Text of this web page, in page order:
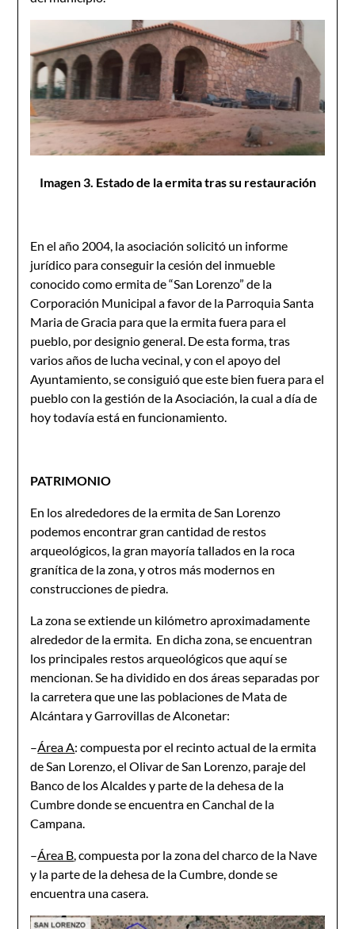
Imagen 3. Estado de la ermita tras su restauración
En el año 2004, la asociación solicitó un informe
jurídico para conseguir la cesión del inmueble
conocido como ermita de “San Lorenzo” de la
Corporación Municipal a favor de la Parroquia Santa
Maria de Gracia para que la ermita fuera para el
pueblo, por designio general. De esta forma, tras
varios años de lucha vecinal, y con el apoyo del
Ayuntamiento, se consiguió que este bien fuera para el
pueblo con la gestión de la Asociación, la cual a día de
hoy todavía está en funcionamiento.
PATRIMONIO
En los alrededores de la ermita de San Lorenzo
podemos encontrar gran cantidad de restos
arqueológicos, la gran mayoría tallados en la roca
granítica de la zona, y otros más modernos en
construcciones de piedra.
La zona se extiende un kilómetro aproximadamente
alrededor de la ermita. En dicha zona, se encuentran
los principales restos arqueológicos que aquí se
mencionan. Se ha dividido en dos áreas separadas por
la carretera que une las poblaciones de Mata de
Alcántara y Garrovillas de Alconetar:
–Área A: compuesta por el recinto actual de la ermita
de San Lorenzo, el Olivar de San Lorenzo, paraje del
Banco de los Alcaldes y parte de la dehesa de la
Cumbre donde se encuentra en Canchal de la
Campana.
–Área B , compuesta por la zona del charco de la Nave
y la parte de la dehesa de la Cumbre, donde se
encuentra una casera.